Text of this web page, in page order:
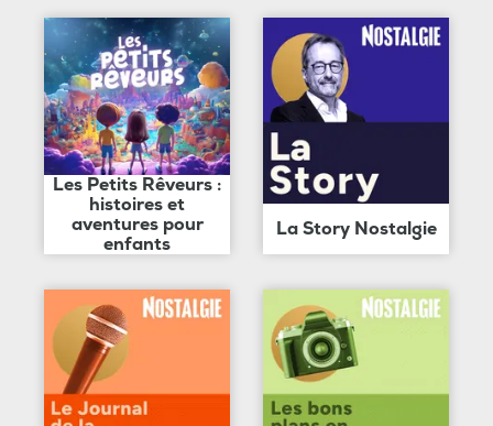
Les Petits Rêveurs :
histoires et
aventures pour
enfants
La Story Nostalgie